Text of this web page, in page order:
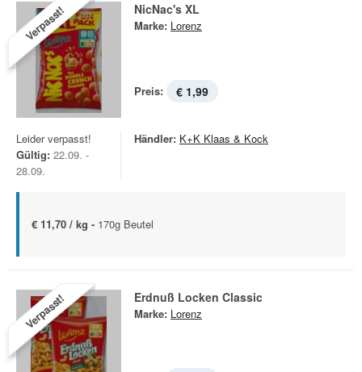
Verpasst! NicNac's XL
Marke: Lorenz
Preis: € 1,99
Leider verpasst!
Gültig: 22.09. -
28.09.
Händler: K+K Klaas & Kock
€ 11,70 / kg - 170g Beutel
Verpasst! Erdnuß Locken Classic
Marke: Lorenz